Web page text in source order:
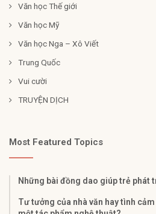
Văn học Thế giới
Văn học Mỹ
Văn học Nga – Xô Viết
Trung Quốc
Vui cười
TRUYỆN DỊCH
Most Featured Topics
Những bài đồng dao giúp trẻ phát
Tư tưởng của nhà văn hay tình